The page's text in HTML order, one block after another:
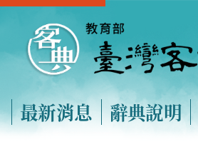
最新消息 辭典說明